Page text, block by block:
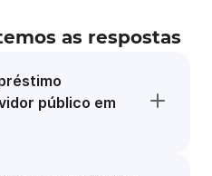
as respostas
público em